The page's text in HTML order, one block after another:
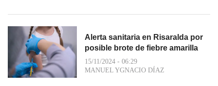
Alerta sanitaria en Risaralda por
posible brote de fiebre amarilla
15/11/2024 - 06:29
MANUEL YGNACIO DÍAZ